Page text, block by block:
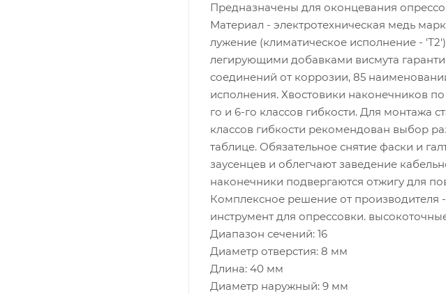
Предназначены для оконцевания
Материал - электротехническая медь
лужение (климатическое исполнение -
легирующими добавками висмута
соединений от коррозии, 85
исполнения. Хвостовики наконечников
го и 6-го классов гибкости. Для монтажа
классов гибкости рекомендован выбор
таблице. Обязательное снятие фаски и
заусенцев и облегчают заведение
наконечники подвергаются отжигу для
Комплексное решение от производителя
инструмент для опрессовки.
Диапазон сечений: 16
Диаметр отверстия: 8 мм
Длина: 40 мм
Диаметр наружный: 9 мм